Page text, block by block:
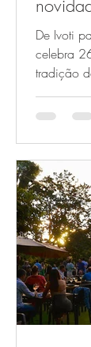
Doces
2025
De Ivoti
celebra
tradição